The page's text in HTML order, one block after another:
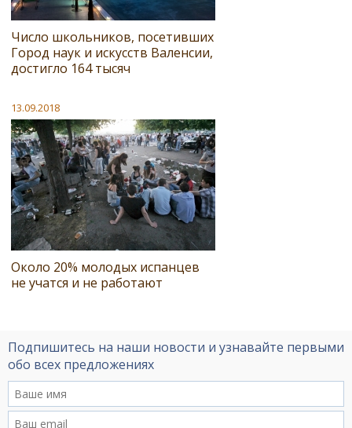
Число школьников, посетивших
Город наук и искусств Валенсии,
достигло 164 тысяч
13.09.2018
Около 20% молодых испанцев
не учатся и не работают
Подпишитесь на наши новости и узнавайте первыми
обо всех предложениях